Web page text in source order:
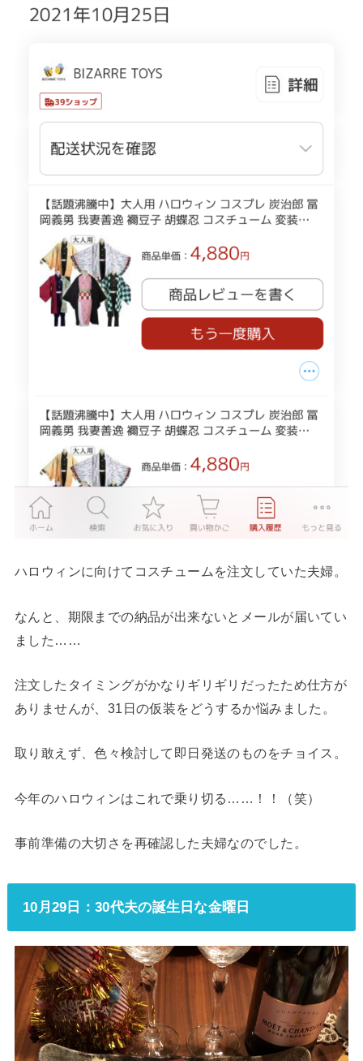
ハロウィンに向けてコスチュームを注文していた夫婦。
なんと、期限までの納品が出来ないとメールが届いてい
ました……
注文したタイミングがかなりギリギリだったため仕方が
ありませんが、31日の仮装をどうするか悩みました。
取り敢えず、色々検討して即日発送のものをチョイス。
今年のハロウィンはこれで乗り切る……！！（笑）
事前準備の大切さを再確認した夫婦なのでした。
10月29日：30代夫の誕生日な金曜日